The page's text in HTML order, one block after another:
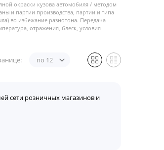
окраски кузова автомобиля / методом
и партии производства, партии и типа
во избежание разнотона. Передача
отражения, блеск, условия
по 12
сети розничных магазинов и